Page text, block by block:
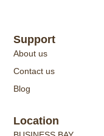
Support
About us
Contact us
Blog
Location